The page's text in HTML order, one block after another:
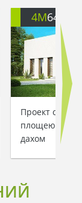
4M646
Проект
площею 122
дахом